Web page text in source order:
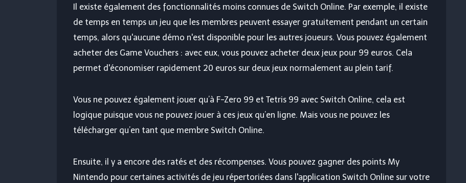
Il existe également des fonctionnalités moins connues de Switch Online. Par exemple, il existe
de temps en temps un jeu que les membres peuvent essayer gratuitement pendant un certain
temps, alors qu'aucune démo n'est disponible pour les autres joueurs. Vous pouvez également
acheter des Game Vouchers : avec eux, vous pouvez acheter deux jeux pour 99 euros. Cela
permet d'économiser rapidement 20 euros sur deux jeux normalement au plein tarif.
Vous ne pouvez également jouer qu’à F-Zero 99 et Tetris 99 avec Switch Online, cela est
logique puisque vous ne pouvez jouer à ces jeux qu’en ligne. Mais vous ne pouvez les
télécharger qu’en tant que membre Switch Online.
Ensuite, il y a encore des ratés et des récompenses. Vous pouvez gagner des points My
Nintendo pour certaines activités de jeu répertoriées dans l'application Switch Online sur votre